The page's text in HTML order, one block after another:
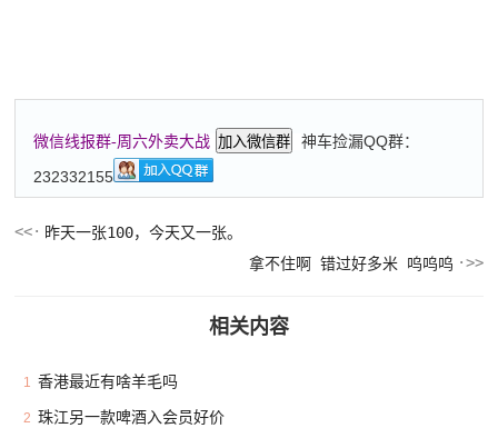
微信线报群-周六外卖大战 加入微信群
神车捡漏QQ群：
232332155
昨天一张100，今天又一张。
拿不住啊 错过好多米 呜呜呜
相关内容
1 香港最近有啥羊毛吗
2 珠江另一款啤酒入会员好价